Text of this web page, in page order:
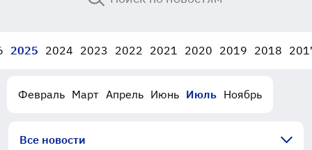
2025 2024 2023 2022 2021 2020 2019 2018
Февраль Март Апрель Июнь Июль Ноябрь
Все новости